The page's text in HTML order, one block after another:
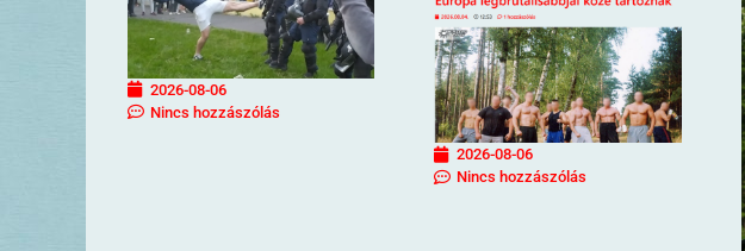
2026-08-06
Nincs hozzászólás
2026-08-06
Nincs hozzászólás